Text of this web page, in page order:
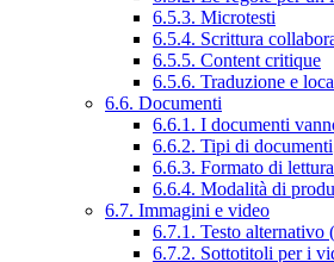
6.5.3. Microtesti
6.5.4. Scrittura
6.5.5. Content critique
6.5.6. Traduzione e
6.6. Documenti
6.6.1. I documenti
6.6.2. Tipi di documenti
6.6.3. Formato di
6.6.4. Modalità di
6.7. Immagini e video
6.7.1. Testo alternativo
6.7.2. Sottotitoli per i